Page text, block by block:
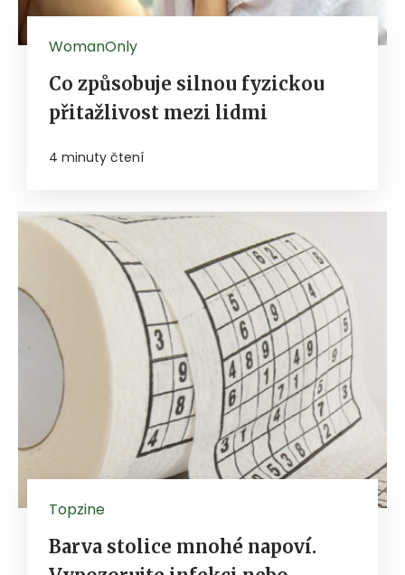
WomanOnly
Co způsobuje silnou fyzickou
přitažlivost mezi lidmi
4 minuty čtení
Topzine
Barva stolice mnohé napoví.